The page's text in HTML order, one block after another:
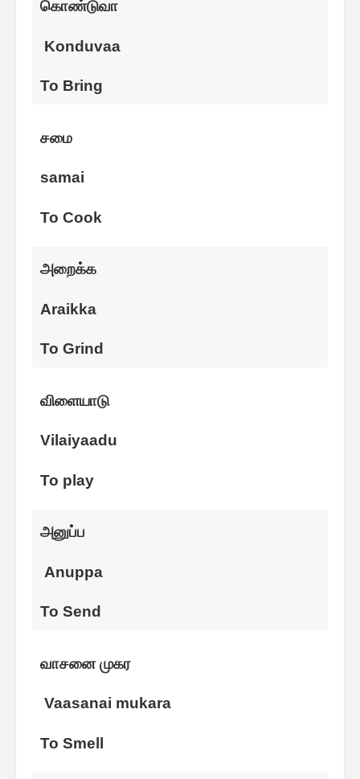
கொண்டுவா
Konduvaa
To Bring
சமை
samai
To Cook
அறைக்க
Araikka
To Grind
விளையாடு
Vilaiyaadu
To play
அனுப்ப
Anuppa
To Send
வாசனை முகர
Vaasanai mukara
To Smell